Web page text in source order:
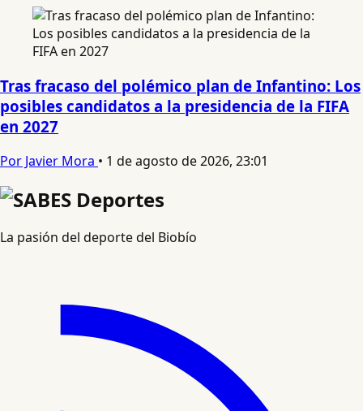
Tras fracaso del polémico plan de Infantino: Los
posibles candidatos a la presidencia de la FIFA
en 2027
Por Javier Mora • 1 de agosto de 2026, 23:01
La pasión del deporte del Biobío